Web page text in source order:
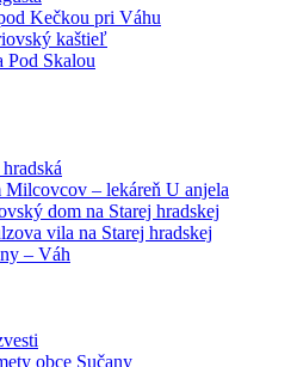
Kečkou pri Váhu
kaštieľ
Pod Skalou
Milcovcov – lekáreň U anjela
dom na Starej hradskej
vila na Starej hradskej
– Váh
obce Sučany